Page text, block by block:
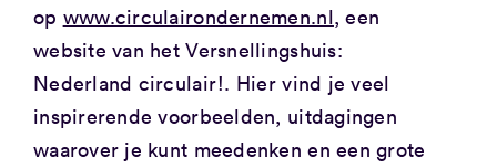
op www.circulairondernemen.nl, een
website van het Versnellingshuis:
Nederland circulair!. Hier vind je veel
inspirerende voorbeelden, uitdagingen
waarover je kunt meedenken en een grote